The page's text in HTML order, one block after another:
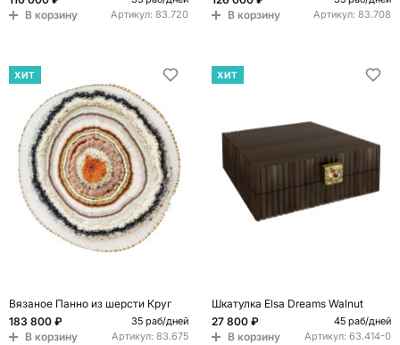
В корзину Артикул: 83.720 В корзину Артикул: 83.708
ХИТ
Вязаное Панно из шерсти Круг
183 800 ₽
35 раб/дней
В корзину Артикул: 83.675
ХИТ
Шкатулка Elsa Dreams Walnut
27 800 ₽
45 раб/дней
В корзину Артикул: 63.414-0